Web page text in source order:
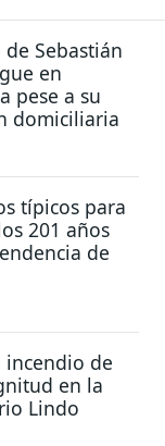
Sebastián
en
pese a su
domiciliaria
típicos para
201 años
de
incendio de
en la
Lindo